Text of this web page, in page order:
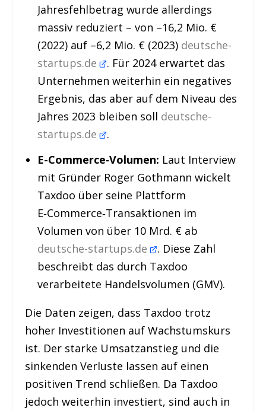
Jahresfehlbetrag wurde allerdings
massiv reduziert – von –16,2 Mio. €
(2022) auf –6,2 Mio. € (2023) deutsche-
startups.de . Für 2024 erwartet das
Unternehmen weiterhin ein negatives
Ergebnis, das aber auf dem Niveau des
Jahres 2023 bleiben soll deutsche-
startups.de .
E-Commerce‑Volumen: Laut Interview
mit Gründer Roger Gothmann wickelt
Taxdoo über seine Plattform
E‑Commerce‑Transaktionen im
Volumen von über 10 Mrd. € ab
deutsche-startups.de . Diese Zahl
beschreibt das durch Taxdoo
verarbeitete Handelsvolumen (GMV).
Die Daten zeigen, dass Taxdoo trotz
hoher Investitionen auf Wachstumskurs
ist. Der starke Umsatzanstieg und die
sinkenden Verluste lassen auf einen
positiven Trend schließen. Da Taxdoo
jedoch weiterhin investiert, sind auch in